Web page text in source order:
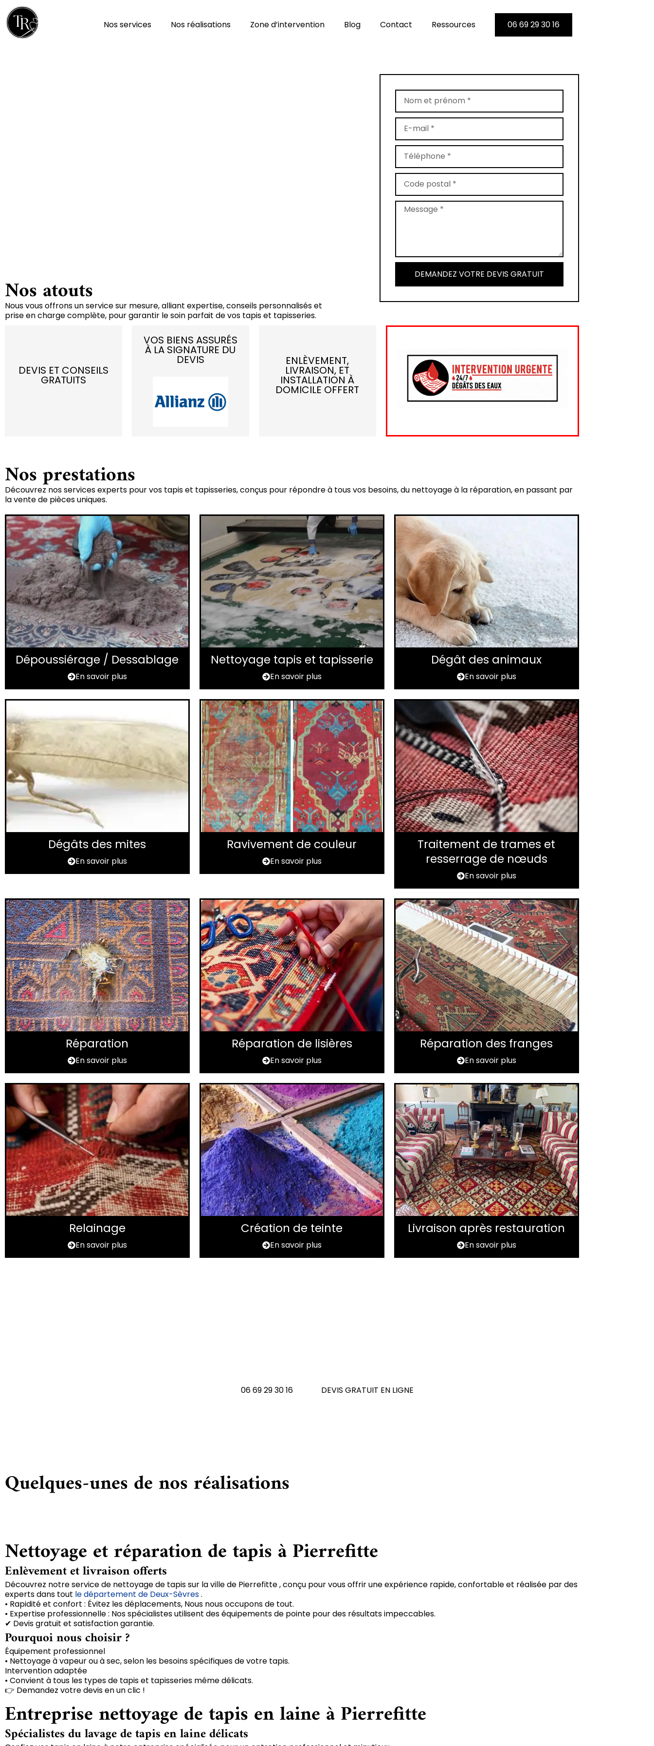
Nos services Nos réalisations Zone d’intervention Blog Contact Ressources 06 69 29 30 16
DEMANDEZ VOTRE DEVIS GRATUIT
Nos atouts
Nous vous offrons un service sur mesure, alliant expertise, conseils personnalisés et
prise en charge complète, pour garantir le soin parfait de vos tapis et tapisseries.
DEVIS ET CONSEILS
GRATUITS
VOS BIENS ASSURÉS
À LA SIGNATURE DU
DEVIS ENLÈVEMENT,
LIVRAISON, ET
INSTALLATION À
DOMICILE OFFERT
Nos prestations
Découvrez nos services experts pour vos tapis et tapisseries, conçus pour répondre à tous vos besoins, du nettoyage à la réparation, en passant par
la vente de pièces uniques.
Dépoussiérage / Dessablage
En savoir plus
Nettoyage tapis et tapisserie
En savoir plus
Dégât des animaux
En savoir plus
Dégâts des mites
En savoir plus
Ravivement de couleur
En savoir plus
Traitement de trames et
resserrage de nœuds
En savoir plus
Réparation
En savoir plus
Réparation de lisières
En savoir plus
Réparation des franges
En savoir plus
Relainage
En savoir plus
Création de teinte
En savoir plus
Livraison après restauration
En savoir plus
06 69 29 30 16 DEVIS GRATUIT EN LIGNE
Quelques-unes de nos réalisations
Nettoyage et réparation de tapis à Pierrefitte
Enlèvement et livraison offerts
Découvrez notre service de nettoyage de tapis sur la ville de Pierrefitte , conçu pour vous offrir une expérience rapide, confortable et réalisée par des
experts dans tout le département de Deux-Sèvres.
• Rapidité et confort : Évitez les déplacements, Nous nous occupons de tout.
• Expertise professionnelle : Nos spécialistes utilisent des équipements de pointe pour des résultats impeccables.
✔ Devis gratuit et satisfaction garantie.
Pourquoi nous choisir ?
Équipement professionnel
• Nettoyage à vapeur ou à sec, selon les besoins spécifiques de votre tapis.
Intervention adaptée
• Convient à tous les types de tapis et tapisseries même délicats.
👉 Demandez votre devis en un clic !
Entreprise nettoyage de tapis en laine à Pierrefitte
Spécialistes du lavage de tapis en laine délicats